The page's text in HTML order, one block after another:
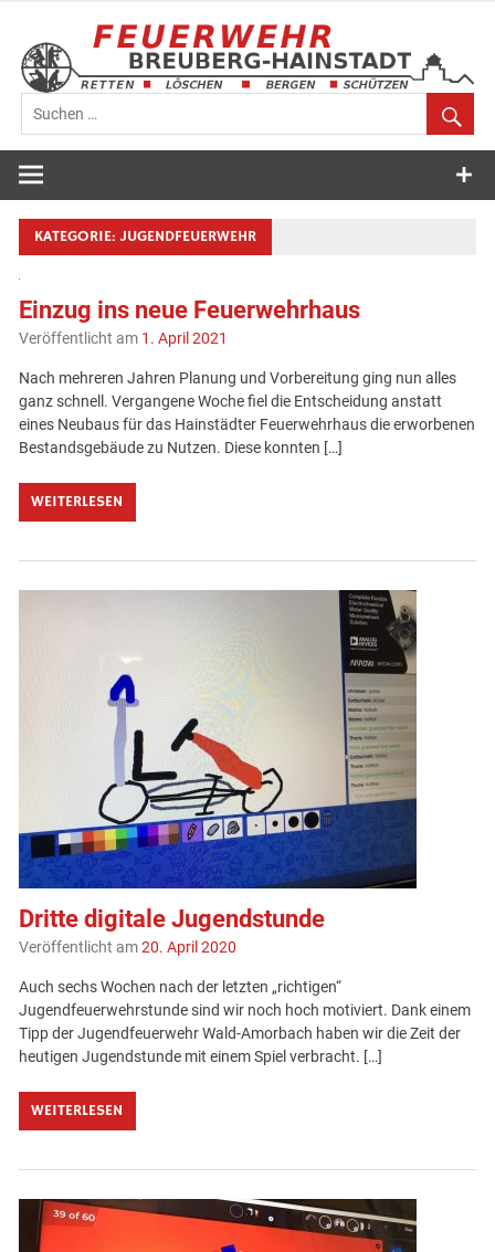
springen
Feuerwehr
Breuberg-
KATEGORIE:JUGENDFEUERWEHR
Einzug ins neue Feuerwehrhaus
Veröffentlicht am 1. April 2021
Nach mehreren Jahren Planung und Vorbereitung ging nun alles
ganz schnell. Vergangene Woche fiel die Entscheidung anstatt
eines Neubaus für das Hainstädter Feuerwehrhaus die erworbenen
Bestandsgebäude zu Nutzen. Diese konnten […]
WEITERLESEN
Dritte digitale Jugendstunde
Veröffentlicht am20. April 2020
Auch sechs Wochen nach der letzten „richtigen“
Jugendfeuerwehrstunde sind wir noch hoch motiviert. Dank einem
Tipp der Jugendfeuerwehr Wald-Amorbach haben wir die Zeit der
heutigen Jugendstunde mit einem Spiel verbracht. […]
WEITERLESEN